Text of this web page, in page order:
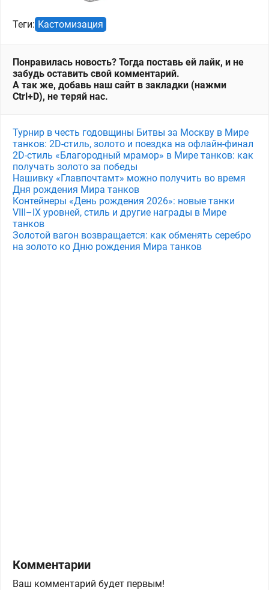
Теги: Кастомизация
Понравилась новость? Тогда поставь ей лайк, и не
забудь оставить свой комментарий.
А так же, добавь наш сайт в закладки (нажми
Ctrl+D), не теряй нас.
Турнир в честь годовщины Битвы за Москву в Мире
танков: 2D-стиль, золото и поездка на офлайн-финал
2D-стиль «Благородный мрамор» в Мире танков: как
получать золото за победы
Нашивку «Главпочтамт» можно получить во время
Дня рождения Мира танков
Контейнеры «День рождения 2026»: новые танки
VIII–IX уровней, стиль и другие награды в Мире
танков
Золотой вагон возвращается: как обменять серебро
на золото ко Дню рождения Мира танков
Комментарии
Ваш комментарий будет первым!